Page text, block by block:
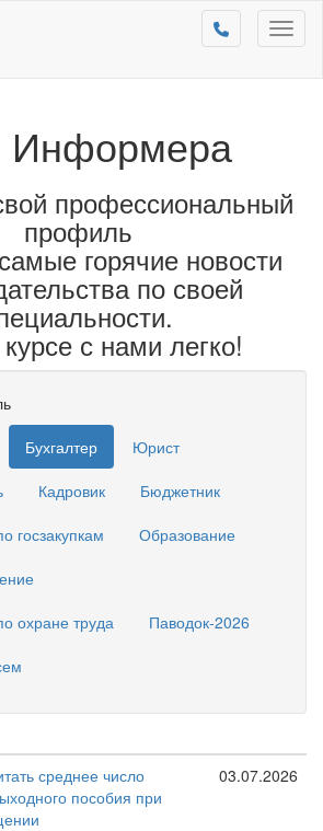
Информера
профессиональный
профиль
горячие новости
по своей
с нами легко!
Бухгалтер
Юрист
Кадровик
Бюджетник
госзакупкам
Образование
охране труда
Паводок-2026
среднее число
пособия при
03.07.2026